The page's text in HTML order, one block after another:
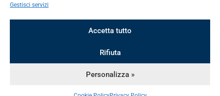
Gestisci servizi
Accetta tutto
Rifiuta
Personalizza »
Collezioni
StelvioAdriatico
Assistenza
Contatti